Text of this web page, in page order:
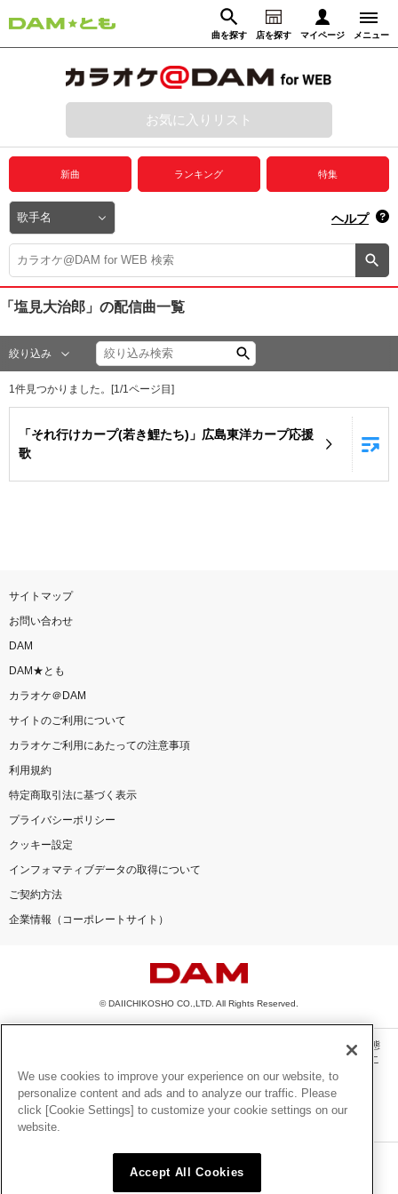
曲を探す 店を探す マイページ メニュー
動画からさがす 録音からさがす
ログイン
プレミアムサービス
DAM★とも動画
DAM★とも録音
カラオケ＠DAM
ユーザー検索
お知らせ よくあるご質問
DAMの新曲・ランキングなど
お気に入りリスト
新曲 ランキング 特集
ヘルプ
「塩見大治郎」 の配信曲一覧
絞り込み
1 件見つかりました。[1 /1 ページ目]
「それ行けカープ(若き鯉たち)」広島東洋カープ応援
歌
サイトマップ
お問い合わせ
DAM
DAM★とも
カラオケ＠DAM
サイトのご利用について
カラオケご利用にあたっての注意事項
利用規約
特定商取引法に基づく表示
プライバシーポリシー
クッキー設定
インフォマティブデータの取得について
ご契約方法
企業情報（コーポレートサイト）
© DAIICHIKOSHO CO.,LTD. All Rights Reserved.
このサイトに掲載されている一切の文章・画像・写真・動画・音声等を、手段や形態
を問わず、著作権法の定める範囲を超えて無断で複製、転載、ファイル化などするこ
とを禁じます。
楽曲及びコンテンツは、機種によりご利用いただけない場合があります。
楽曲及びコンテンツの配信日、配信内容が変更になる場合があります。
楽曲によりMYリスト保存ができない場合があります。
6602250213Y31015 6602250112Y38026 6602250240Y31015
6602250241Y45122
We use cookies to improve your experience on our website, to
personalize content and ads and to analyze our traffic. Please
click [Cookie Settings] to customize your cookie settings on our
website.
Accept All Cookies